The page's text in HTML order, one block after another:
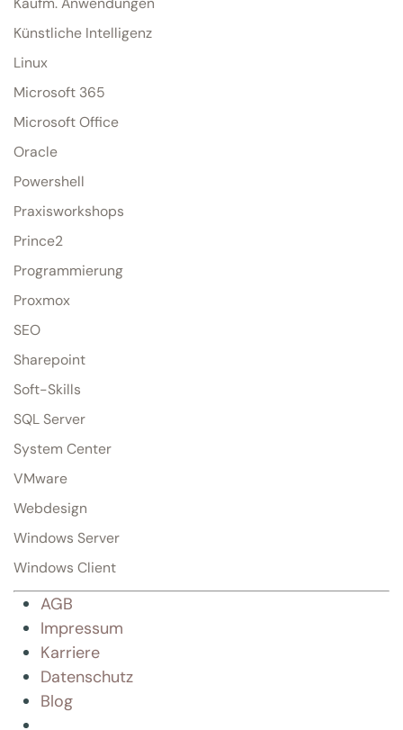
Künstliche Intelligenz
Linux
Microsoft 365
Microsoft Office
Oracle
Powershell
Praxisworkshops
Prince2
Programmierung
Proxmox
SEO
Sharepoint
Soft-Skills
SQL Server
System Center
VMware
Webdesign
Windows Server
Windows Client
AGB
Impressum
Karriere
Datenschutz
Blog